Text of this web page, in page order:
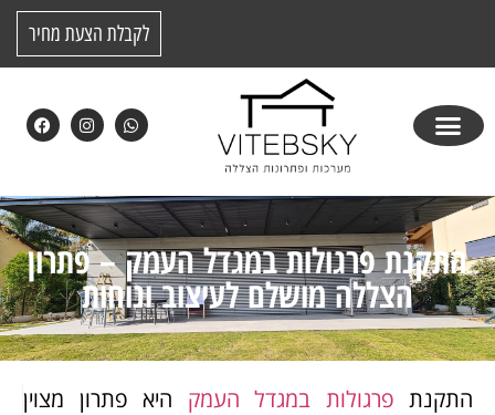
לקבלת הצעת מחיר
התקנת פרגולות במגדל העמק – פתרון
הצללה מושלם לעיצוב ונוחות
התקנת פרגולות במגדל העמק היא פתרון מצוין